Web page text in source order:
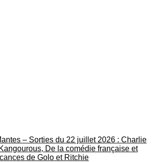
– Sorties du 22 juillet 2026 : Charlie
De la comédie française et
de Golo et Ritchie